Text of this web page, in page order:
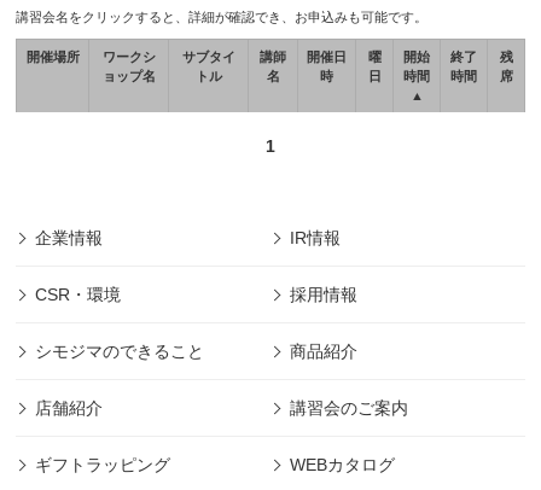
講習会名をクリックすると、詳細が確認でき、お申込みも可能です。
開催場所
ワークシ
ョップ名
サブタイ
トル
講師
名
開催日
時
曜
日
開始
時間
▲
終了
時間
残
席
1
企業情報 IR情報
CSR・環境 採用情報
シモジマのできること 商品紹介
店舗紹介 講習会のご案内
ギフトラッピング WEBカタログ